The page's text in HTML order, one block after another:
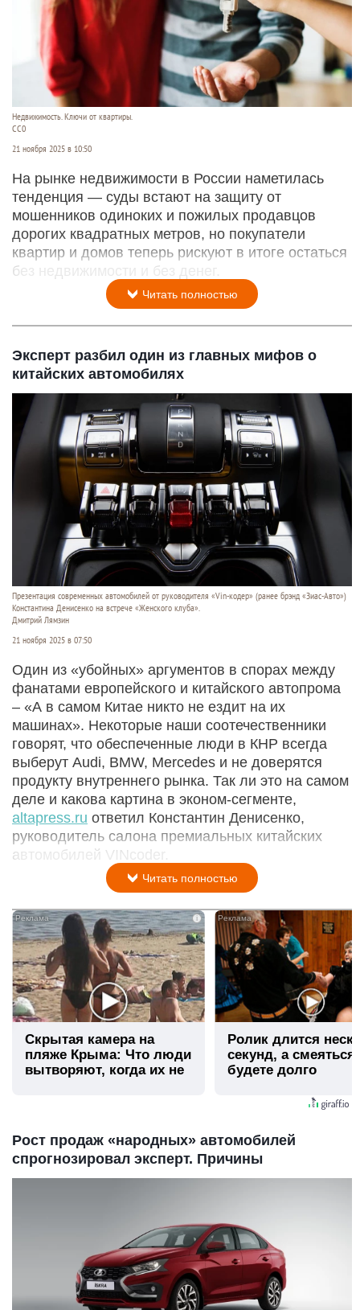
Недвижимость. Ключи от квартиры.
СС0
21 ноября 2025 в 10:50
На рынке недвижимости в России наметилась
тенденция — суды встают на защиту от
мошенников одиноких и пожилых продавцов
дорогих квадратных метров, но покупатели
квартир и домов теперь рискуют в итоге остаться
без недвижимости и без денег.
Читать полностью
Эксперт разбил один из главных мифов о
китайских автомобилях
Презентация современных автомобилей от руководителя «Vin-кодер» (ранее брэнд «Зиас-Авто»)
Константина Денисенко на встрече «Женского клуба».
Дмитрий Лямзин
21 ноября 2025 в 07:50
Один из «убойных» аргументов в спорах между
фанатами европейского и китайского автопрома
– «А в самом Китае никто не ездит на их
машинах». Некоторые наши соотечественники
говорят, что обеспеченные люди в КНР всегда
выберут Audi, BMW, Mercedes и не доверятся
продукту внутреннего рынка. Так ли это на самом
деле и какова картина в эконом-сегменте,
altapress.ru ответил Константин Денисенко,
руководитель салона премиальных китайских
автомобилей VINcoder.
Читать полностью
i
Скрытая камера на
пляже Крыма: Что люди
вытворяют, когда их не
Ролик длится
секунд, а
будете долго
Рост продаж «народных» автомобилей
спрогнозировал эксперт. Причины